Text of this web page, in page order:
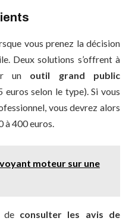
vous prenez la décision
Deux solutions s’offrent à
un outil grand public
euros selon le type). Si vous
vous devrez alors
à 400 euros.
moteur sur une
de consulter les avis de